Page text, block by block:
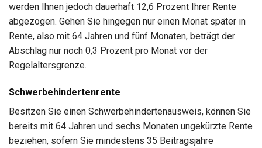
werden Ihnen jedoch dauerhaft 12,6 Prozent Ihrer Rente
abgezogen. Gehen Sie hingegen nur einen Monat später in
Rente, also mit 64 Jahren und fünf Monaten, beträgt der
Abschlag nur noch 0,3 Prozent pro Monat vor der
Regelaltersgrenze.
Schwerbehindertenrente
Besitzen Sie einen Schwerbehindertenausweis, können Sie
bereits mit 64 Jahren und sechs Monaten ungekürzte Rente
beziehen, sofern Sie mindestens 35 Beitragsjahre